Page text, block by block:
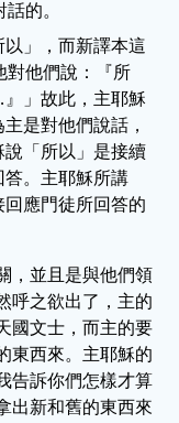
的。
」，而新譯本這
對他們說：『所
」故此，主耶穌
是對他們說話，
「所以」是接續
答。主耶穌所講
應門徒所回答的
，並且是與他們領
呼之欲出了，主的
國文士，而主的要
東西來。主耶穌的
告訴你們怎樣才算
出新和舊的東西來